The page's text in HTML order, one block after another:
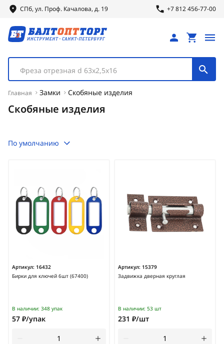
СПб, ул. Проф. Качалова, д. 19 +7 812 456-77-00
Фреза отрезная d 63х2,5х16
Главная Замки Скобяные изделия
Скобяные изделия
По умолчанию
Артикул: 16432
Бирки для ключей 6шт (67400)
В наличии: 348 упак
57 ₽/упак
Артикул: 15379
Задвижка дверная круглая
В наличии: 53 шт
231 ₽/шт